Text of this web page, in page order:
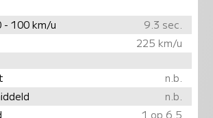
- 100 km/u
9.3 sec.
225 km/u
n.b.
n.b.
1 op 6.5